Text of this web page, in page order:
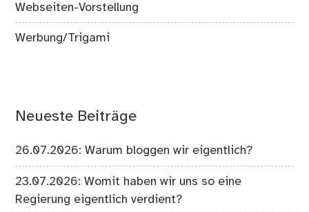
Webseiten-Vorstellung
Werbung/Trigami
Neueste Beiträge
26.07.2026: Warum bloggen wir eigentlich?
23.07.2026: Womit haben wir uns so eine
Regierung eigentlich verdient?